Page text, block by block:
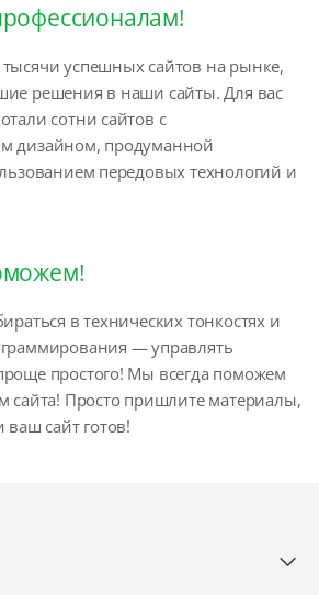
успешных сайтов на рынке,
решения в наши сайты. Для вас
сотни сайтов с
дизайном, продуманной
передовых технологий и
в технических тонкостях и
— управлять
простого! Мы всегда поможем
сайта! Просто пришлите материалы,
сайт готов!